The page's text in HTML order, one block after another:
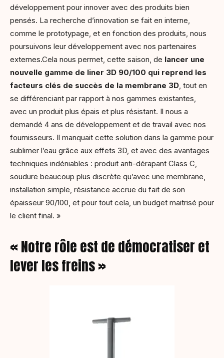
développement pour innover avec des produits bien
pensés. La recherche d’innovation se fait en interne,
comme le prototypage, et en fonction des produits, nous
poursuivons leur développement avec nos partenaires
externes.Cela nous permet, cette saison, de lancer une
nouvelle gamme de liner 3D 90/100 qui reprend les
facteurs clés de succès de la membrane 3D, tout en
se différenciant par rapport à nos gammes existantes,
avec un produit plus épais et plus résistant. Il nous a
demandé 4 ans de développement et de travail avec nos
fournisseurs. Il manquait cette solution dans la gamme pour
sublimer l’eau grâce aux effets 3D, et avec des avantages
techniques indéniables : produit anti-dérapant Class C,
soudure beaucoup plus discrète qu’avec une membrane,
installation simple, résistance accrue du fait de son
épaisseur 90/100, et pour tout cela, un budget maitrisé pour
le client final. »
« Notre rôle est de démocratiser et
lever les freins »